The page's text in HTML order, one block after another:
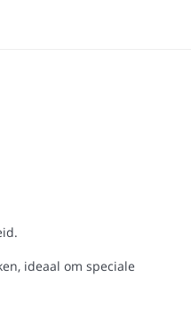
ideaal om speciale